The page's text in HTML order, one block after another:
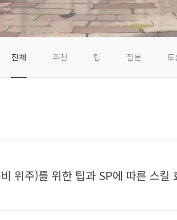
전체 추천 팁 질문
위주)를 위한 팁과 SP에 따른 스